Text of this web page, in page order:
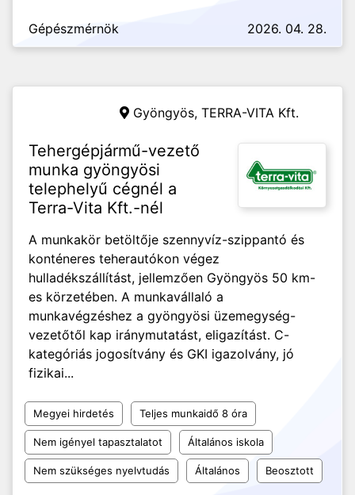
Gépészmérnök 2026. 04. 28.
Gyöngyös, TERRA-VITA Kft.
Tehergépjármű-vezető
munka gyöngyösi
telephelyű cégnél a
Terra-Vita Kft.-nél
A munkakör betöltője szennyvíz-szippantó és
konténeres teherautókon végez
hulladékszállítást, jellemzően Gyöngyös 50 km-
es körzetében. A munkavállaló a
munkavégzéshez a gyöngyösi üzemegység-
vezetőtől kap iránymutatást, eligazítást. C-
kategóriás jogosítvány és GKI igazolvány, jó
fizikai...
Megyei hirdetés Teljes munkaidő 8 óra
Nem igényel tapasztalatot Általános iskola
Nem szükséges nyelvtudás Általános Beosztott